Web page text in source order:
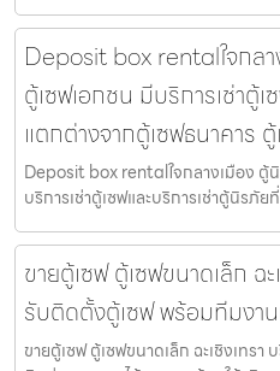
Deposit box rentalใจกล
ตู้เซฟเอกชน มีบริการเช่าตู้
แตกต่างจากตู้เซฟธนาคาร
Deposit box rentalใจกลางเมือง ตู้
บริการเช่าตู้เซฟและบริการเช่าตู้นิรภั
ขายตู้เซฟ ตู้เซฟขนาดเล็ก ฉ
รับติดตั้งตู้เซฟ พร้อมทีมงา
ขายตู้เซฟ ตู้เซฟขนาดเล็ก ฉะเชิงเทร